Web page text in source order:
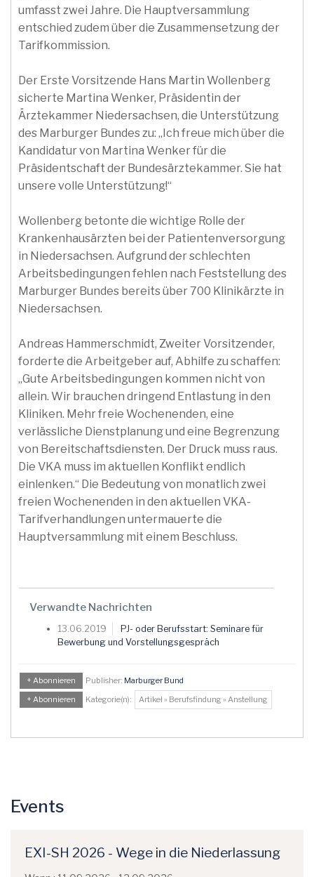
umfasst zwei Jahre. Die Hauptversammlung
entschied zudem über die Zusammensetzung der
Tarifkommission.
Der Erste Vorsitzende Hans Martin Wollenberg
sicherte Martina Wenker, Präsidentin der
Ärztekammer Niedersachsen, die Unterstützung
des Marburger Bundes zu: „Ich freue mich über die
Kandidatur von Martina Wenker für die
Präsidentschaft der Bundesärztekammer. Sie hat
unsere volle Unterstützung!“
Wollenberg betonte die wichtige Rolle der
Krankenhausärzten bei der Patientenversorgung
in Niedersachsen. Aufgrund der schlechten
Arbeitsbedingungen fehlen nach Feststellung des
Marburger Bundes bereits über 700 Klinikärzte in
Niedersachsen.
Andreas Hammerschmidt, Zweiter Vorsitzender,
forderte die Arbeitgeber auf, Abhilfe zu schaffen:
„Gute Arbeitsbedingungen kommen nicht von
allein. Wir brauchen dringend Entlastung in den
Kliniken. Mehr freie Wochenenden, eine
verlässliche Dienstplanung und eine Begrenzung
von Bereitschaftsdiensten. Der Druck muss raus.
Die VKA muss im aktuellen Konflikt endlich
einlenken.“ Die Bedeutung von monatlich zwei
freien Wochenenden in den aktuellen VKA-
Tarifverhandlungen untermauerte die
Hauptversammlung mit einem Beschluss.
Verwandte Nachrichten
13.06.2019
PJ- oder Berufsstart: Seminare für
Bewerbung und Vorstellungsgespräch
+ Abonnieren Publisher: Marburger Bund
+ Abonnieren
Kategorie(n): Artikel » Berufsfindung » Anstellung
Events
EXI-SH 2026 - Wege in die Niederlassung